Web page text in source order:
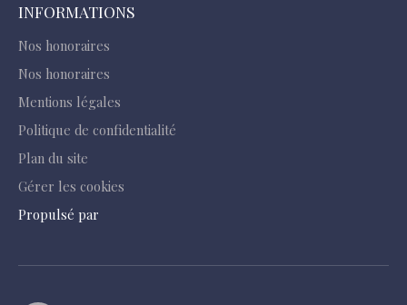
INFORMATIONS
Nos honoraires
Nos honoraires
Mentions légales
Politique de confidentialité
Plan du site
Gérer les cookies
Propulsé par